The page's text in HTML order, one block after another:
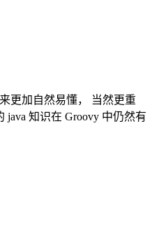
更加自然易懂， 当然更重
知识在 Groovy 中仍然有